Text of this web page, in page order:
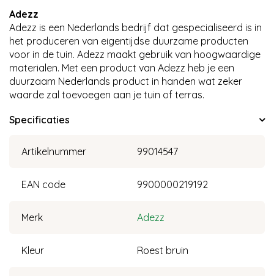
Adezz
Adezz is een Nederlands bedrijf dat gespecialiseerd is in
het produceren van eigentijdse duurzame producten
voor in de tuin. Adezz maakt gebruik van hoogwaardige
materialen. Met een product van Adezz heb je een
duurzaam Nederlands product in handen wat zeker
waarde zal toevoegen aan je tuin of terras.
Specificaties
Artikelnummer 99014547
EAN code 9900000219192
Merk Adezz
Kleur Roest bruin